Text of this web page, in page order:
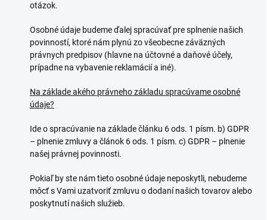
otázok.
Osobné údaje budeme ďalej spracúvať pre splnenie našich
povinností, ktoré nám plynú zo všeobecne záväzných
právnych predpisov (hlavne na účtovné a daňové účely,
prípadne na vybavenie reklamácií a iné).
Na základe akého právneho základu spracúvame osobné
údaje?
Ide o spracúvanie na základe článku 6 ods. 1 písm. b) GDPR
– plnenie zmluvy a článok 6 ods. 1 písm. c) GDPR – plnenie
našej právnej povinnosti.
Pokiaľ by ste nám tieto osobné údaje neposkytli, nebudeme
môcť s Vami uzatvoriť zmluvu o dodaní našich tovarov alebo
poskytnutí našich služieb.